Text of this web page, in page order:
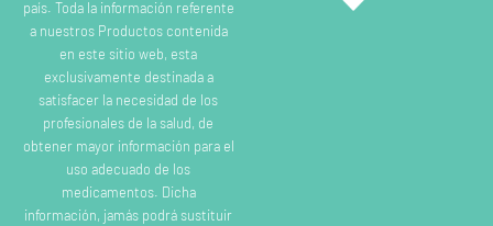
país. Toda la información referente
a nuestros Productos contenida
en este sitio web, esta
exclusivamente destinada a
satisfacer la necesidad de los
profesionales de la salud, de
obtener mayor información para el
uso adecuado de los
medicamentos. Dicha
información, jamás podrá sustituir